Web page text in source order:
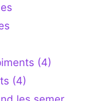
(4)
(4)